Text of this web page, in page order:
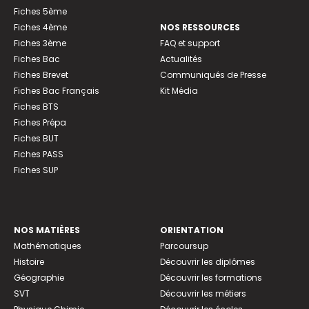
Fiches 5ème
Fiches 4ème
Fiches 3ème
Fiches Bac
Fiches Brevet
Fiches Bac Français
Fiches BTS
Fiches Prépa
Fiches BUT
Fiches PASS
Fiches SUP
NOS RESSOURCES
FAQ et support
Actualités
Communiqués de Presse
Kit Média
NOS MATIÈRES
Mathématiques
Histoire
Géographie
SVT
ORIENTATION
Parcoursup
Découvrir les diplômes
Découvrir les formations
Découvrir les métiers